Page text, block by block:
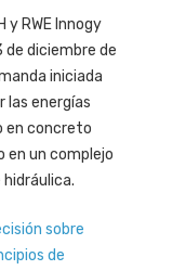
y RWE Innogy
de diciembre de
iniciada
las energías
en concreto
en un complejo
sobre
de